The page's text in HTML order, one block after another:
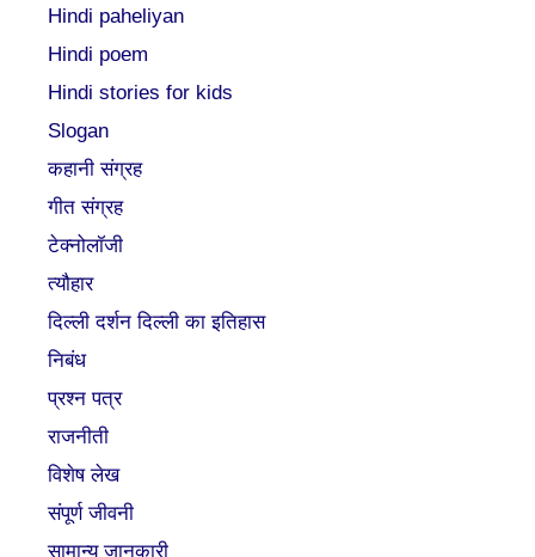
Hindi paheliyan
Hindi poem
Hindi stories for kids
Slogan
कहानी संग्रह
गीत संग्रह
टेक्नोलॉजी
त्यौहार
दिल्ली दर्शन दिल्ली का इतिहास
निबंध
प्रश्न पत्र
राजनीती
विशेष लेख
संपूर्ण जीवनी
सामान्य जानकारी